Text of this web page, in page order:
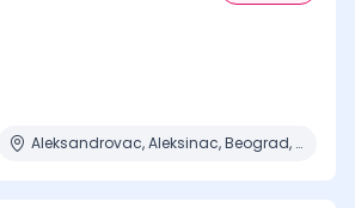
Aleksandrovac, Aleksinac, Beograd, Bor, Bujanovac + 30 mesta